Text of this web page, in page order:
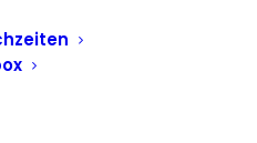
ein klassisches
Mit dieser Event
bekommen diese